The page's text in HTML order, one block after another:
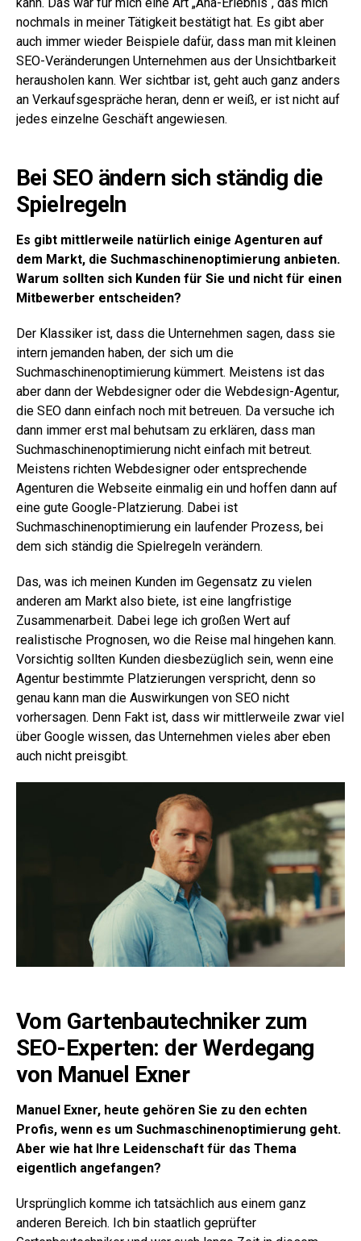
nochmals in meiner Tätigkeit bestätigt hat. Es gibt aber
auch immer wieder Beispiele dafür, dass man mit kleinen
SEO-Veränderungen Unternehmen aus der Unsichtbarkeit
herausholen kann. Wer sichtbar ist, geht auch ganz anders
an Verkaufsgespräche heran, denn er weiß, er ist nicht auf
jedes einzelne Geschäft angewiesen.
Bei SEO ändern sich ständig die
Spielregeln
Es gibt mittlerweile natürlich einige Agenturen auf
dem Markt, die Suchmaschinenoptimierung anbieten.
Warum sollten sich Kunden für Sie und nicht für einen
Mitbewerber entscheiden?
Der Klassiker ist, dass die Unternehmen sagen, dass sie
intern jemanden haben, der sich um die
Suchmaschinenoptimierung kümmert. Meistens ist das
aber dann der Webdesigner oder die Webdesign-Agentur,
die SEO dann einfach noch mit betreuen. Da versuche ich
dann immer erst mal behutsam zu erklären, dass man
Suchmaschinenoptimierung nicht einfach mit betreut.
Meistens richten Webdesigner oder entsprechende
Agenturen die Webseite einmalig ein und hoffen dann auf
eine gute Google-Platzierung. Dabei ist
Suchmaschinenoptimierung ein laufender Prozess, bei
dem sich ständig die Spielregeln verändern.
Das, was ich meinen Kunden im Gegensatz zu vielen
anderen am Markt also biete, ist eine langfristige
Zusammenarbeit. Dabei lege ich großen Wert auf
realistische Prognosen, wo die Reise mal hingehen kann.
Vorsichtig sollten Kunden diesbezüglich sein, wenn eine
Agentur bestimmte Platzierungen verspricht, denn so
genau kann man die Auswirkungen von SEO nicht
vorhersagen. Denn Fakt ist, dass wir mittlerweile zwar viel
über Google wissen, das Unternehmen vieles aber eben
auch nicht preisgibt.
Vom Gartenbautechniker zum
SEO-Experten: der Werdegang
von Manuel Exner
Manuel Exner, heute gehören Sie zu den echten
Profis, wenn es um Suchmaschinenoptimierung geht.
Aber wie hat Ihre Leidenschaft für das Thema
eigentlich angefangen?
Ursprünglich komme ich tatsächlich aus einem ganz
anderen Bereich. Ich bin staatlich geprüfter